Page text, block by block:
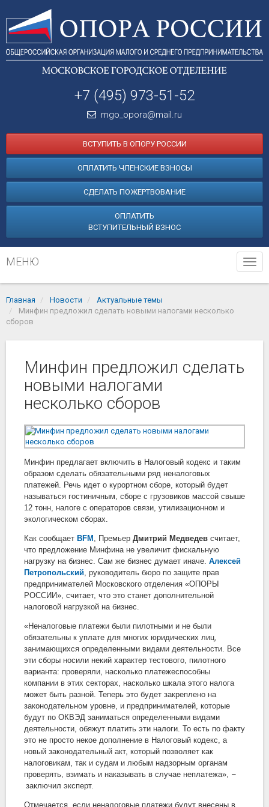
+7 (495) 973-51-52
mgo_opora@mail.ru
ВСТУПИТЬ В ОПОРУ РОССИИ
ОПЛАТИТЬ ЧЛЕНСКИЕ ВЗНОСЫ
СДЕЛАТЬ ПОЖЕРТВОВАНИЕ
ОПЛАТИТЬ
ВСТУПИТЕЛЬНЫЙ ВЗНОС
МЕНЮ
Главная Новости
Актуальные темы
Минфин предложил сделать новыми налогами несколько
сборов
Минфин предложил сделать
новыми налогами
несколько сборов
Минфин предлагает включить в Налоговый кодекс и таким
образом сделать обязательными ряд неналоговых
платежей. Речь идет о курортном сборе, который будет
называться гостиничным, сборе с грузовиков массой свыше
12 тонн, налоге с операторов связи, утилизационном и
экологическом сборах.
Как сообщает BFM , Премьер Дмитрий Медведев считает,
что предложение Минфина не увеличит фискальную
нагрузку на бизнес. Сам же бизнес думает иначе. Алексей
Петропольский, руководитель бюро по защите прав
предпринимателей Московского отделения «ОПОРЫ
РОССИИ», считает, что это станет дополнительной
налоговой нагрузкой на бизнес.
«Неналоговые платежи были пилотными и не были
обязательны к уплате для многих юридических лиц,
занимающихся определенными видами деятельности. Все
эти сборы носили некий характер тестового, пилотного
варианта: проверяли, насколько платежеспособны
компании в этих секторах, насколько шкала этого налога
может быть разной. Теперь это будет закреплено на
законодательном уровне, и предпринимателей, которые
будут по ОКВЭД заниматься определенными видами
деятельности, обяжут платить эти налоги. То есть по факту
это не просто некое дополнение в Налоговый кодекс, а
новый законодательный акт, который позволяет как
налоговикам, так и судам и любым надзорным органам
проверять, взимать и наказывать в случае неплатежа», –
заключил эксперт.
Отмечается, если неналоговые платежи будут внесены в